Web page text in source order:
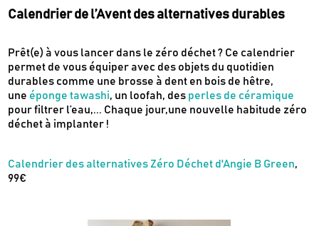
Calendrier de l’Avent des alternatives durables
Prêt(e) à vous lancer dans le zéro déchet ? Ce calendrier
permet de vous équiper avec des objets du quotidien
durables comme une brosse à dent en bois de hêtre,
une éponge tawashi, un loofah, des perles de céramique
pour filtrer l’eau,... Chaque jour,une nouvelle habitude zéro
déchet à implanter !
Calendrier des alternatives Zéro Déchet d'Angie B Green,
99€